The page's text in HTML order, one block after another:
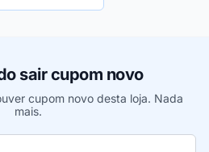
sair cupom novo
cupom novo desta loja. Nada
mais.